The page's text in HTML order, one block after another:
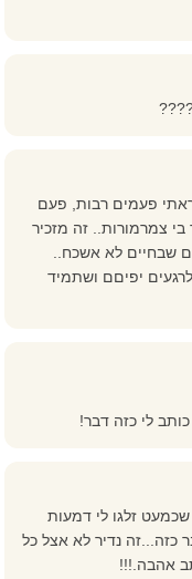
פעמים רבות, פעם
צמרמורות.. זה מזכיר
שבחיים לא אשכח..
יפיםם ושתמיד
לי כזה דבר!
זלגו לי דמעות
כזה...זה נדיר לא אצל כל
אהבה.!!!